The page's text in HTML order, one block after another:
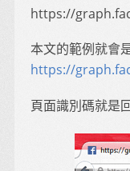
https://
本文的範例就會
https://
頁面識別碼就是